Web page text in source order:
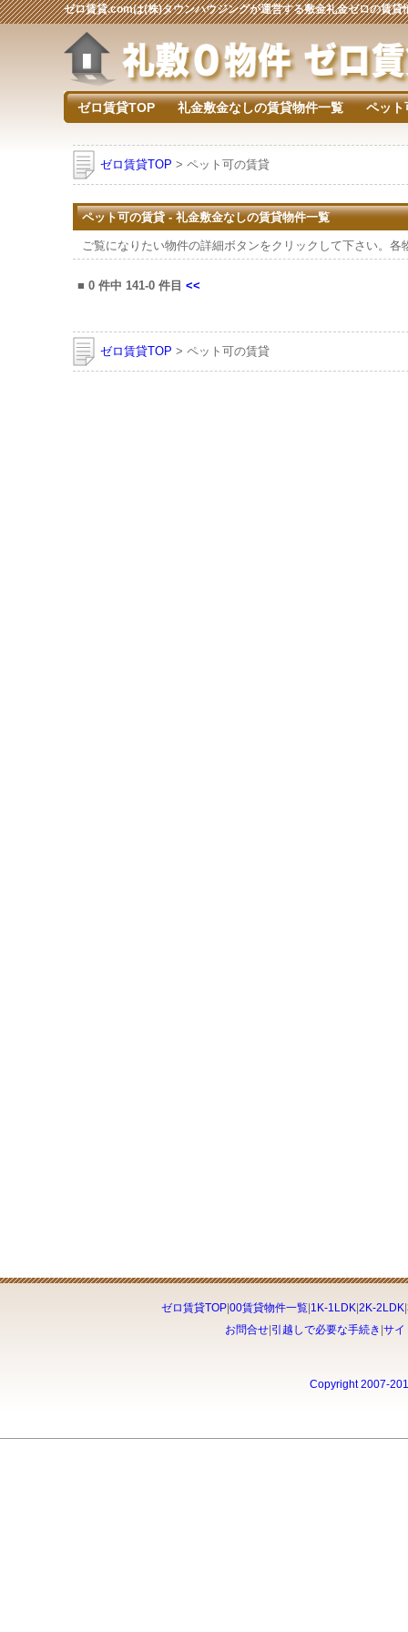
ゼロ賃貸.comは(株)タウンハウジングが運営する敷金礼金ゼロの賃貸
ゼロ賃貸TOP 礼金敷金なしの賃貸物件一覧 ペット
ゼロ賃貸TOP > ペット可の賃貸
ペット可の賃貸 - 礼金敷金なしの賃貸物件一覧
ご覧になりたい物件の詳細ボタンをクリックして下さい。各
■ 0 件中 141-0 件目 <<
ゼロ賃貸TOP > ペット可の賃貸
ゼロ賃貸TOP| 00賃貸物件一覧| 1K-1LDK| 2K-2LDK|
お問合せ 引越しで必要な手続き サイ
Copyright 2007-